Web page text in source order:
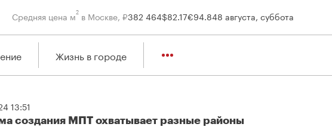
Средняя цена м2 в Москве, ₽382 464$82.17€94.848 августа, суббота
Жизнь в городе
13:51
создания МПТ охватывает разные районы